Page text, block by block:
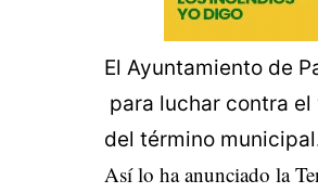
El Ayuntamiento de
para luchar contra
del término
Así lo ha anunciado la